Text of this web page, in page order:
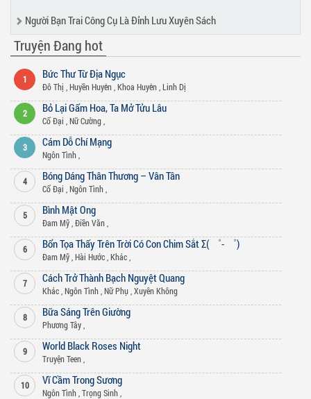
Người Bạn Trai Công Cụ Là Đỉnh Lưu Xuyên Sách
Truyện Đang hot
1 Bức Thư Từ Địa Ngục
Đô Thị Huyền Huyễn Khoa Huyễn Linh Dị
2 Bỏ Lại Gấm Hoa, Ta Mở Tửu Lâu
Cổ Đại Nữ Cường
3 Cám Dỗ Chí Mạng
Ngôn Tình
4 Bóng Dáng Thân Thương – Vân Tân
Cổ Đại Ngôn Tình
5 Bình Mật Ong
Đam Mỹ Điền Văn
6 Bổn Tọa Thấy Trên Trời Có Con Chim Sắt Σ( ゜- ゜)
Đam Mỹ Hài Hước Khác
7 Cách Trở Thành Bạch Nguyệt Quang
Khác Ngôn Tình Nữ Phụ Xuyên Không
8 Bữa Sáng Trên Giường
Phương Tây
9 World Black Roses Night
Truyện Teen
10 Vĩ Cầm Trong Sương
Ngôn Tình Trọng Sinh